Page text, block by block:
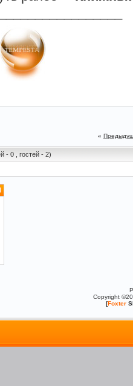
«
- 0 , гостей - 2)
Copyright
[Foxter